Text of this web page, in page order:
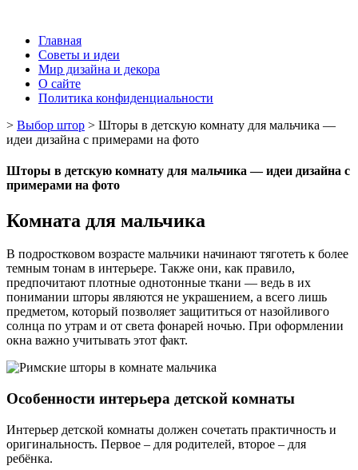
Главная
Советы и идеи
Мир дизайна и декора
О сайте
Политика конфиденциальности
> Выбор штор > Шторы в детскую комнату для мальчика —
идеи дизайна с примерами на фото
Шторы в детскую комнату для мальчика — идеи дизайна с
примерами на фото
Комната для мальчика
В подростковом возрасте мальчики начинают тяготеть к более
темным тонам в интерьере. Также они, как правило,
предпочитают плотные однотонные ткани — ведь в их
понимании шторы являются не украшением, а всего лишь
предметом, который позволяет защититься от назойливого
солнца по утрам и от света фонарей ночью. При оформлении
окна важно учитывать этот факт.
Особенности интерьера детской комнаты
Интерьер детской комнаты должен сочетать практичность и
оригинальность. Первое – для родителей, второе – для
ребёнка.